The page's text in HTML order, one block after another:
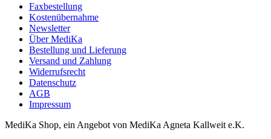
Faxbestellung
Kostenübernahme
Newsletter
Über MediKa
Bestellung und Lieferung
Versand und Zahlung
Widerrufsrecht
Datenschutz
AGB
Impressum
MediKa Shop, ein Angebot von MediKa Agneta Kallweit e.K.